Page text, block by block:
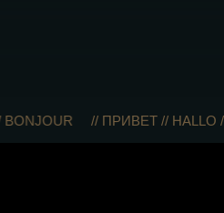
// ПРИВЕТ // HALLO // BUENOS